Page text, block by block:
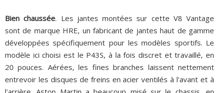
Bien chaussée. Les jantes montées sur cette V8 Vantage
sont de marque HRE, un fabricant de jantes haut de gamme
développées spécifiquement pour les modèles sportifs. Le
modèle ici choisi est le P43S, à la fois discret et travaillé, en
20 pouces. Aérées, les fines branches laissent nettement
entrevoir les disques de freins en acier ventilés à l'avant et à